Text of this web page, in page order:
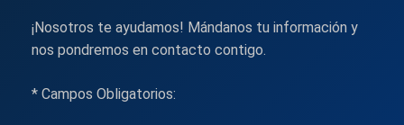
¡Nosotros te ayudamos! Mándanos tu información y
nos pondremos en contacto contigo.
* Campos Obligatorios: